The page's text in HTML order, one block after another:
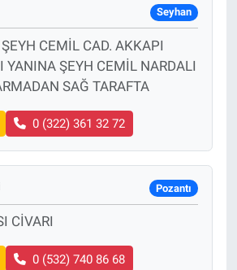
Seyhan
CEMİL CAD. AKKAPI
YANINA ŞEYH CEMİL NARDALI
SAĞ TARAFTA
0 (322) 361 32 72
Pozantı
CİVARI
0 (532) 740 86 68